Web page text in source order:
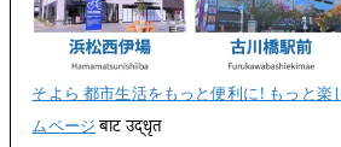
そよら 都市生活をもっと便利に! もっと楽
ムページ बाट उद्धृत